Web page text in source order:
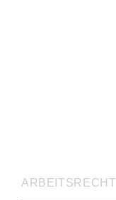
ARBEITSRECHT